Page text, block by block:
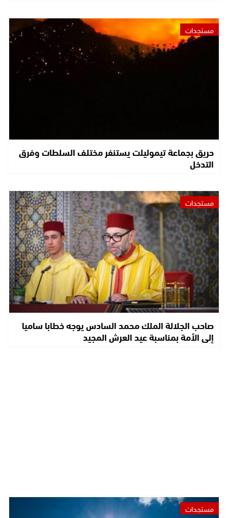
مستجدات
حريق بجماعة تيموليلت يستنفر مختلف السلطات وفرق
التدخل
مستجدات
صاحب الجلالة الملك محمد السادس يوجه خطابا ساميا
إلى الأمة بمناسبة عيد العرش المجيد
مستجدات